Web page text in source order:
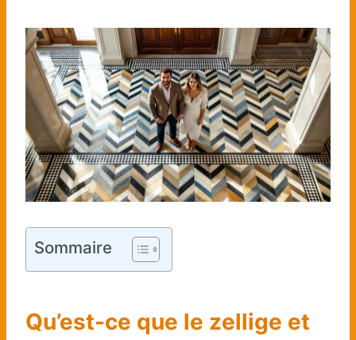
Sommaire
Qu’est-ce que le zellige et